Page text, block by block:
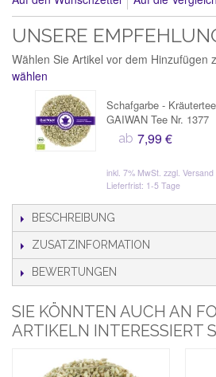
UNSERE
Wählen Sie Artikel vor dem Hinzufügen
wählen
Schafgarbe -
GAIWAN Tee Nr. 1377
ab 7,99 €
inkl. 7% MwSt. zzgl. Versand
Lieferfrist: 1-5 Tage
BESCHREIBUNG
ZUSATZINFORMATION
BEWERTUNGEN
SIE KÖNNTEN AUCH AN
ARTIKELN INTERESSIERT